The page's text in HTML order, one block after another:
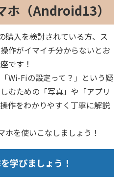
ホ（Android13）
購入を検討されている方、ス
作がイマイチ分からないとお
です！
Wi-Fiの設定って？」という疑
むための「写真」や「アプリ
作をわかりやすく丁寧に解説
を使いこなしましょう！
学びましょう！